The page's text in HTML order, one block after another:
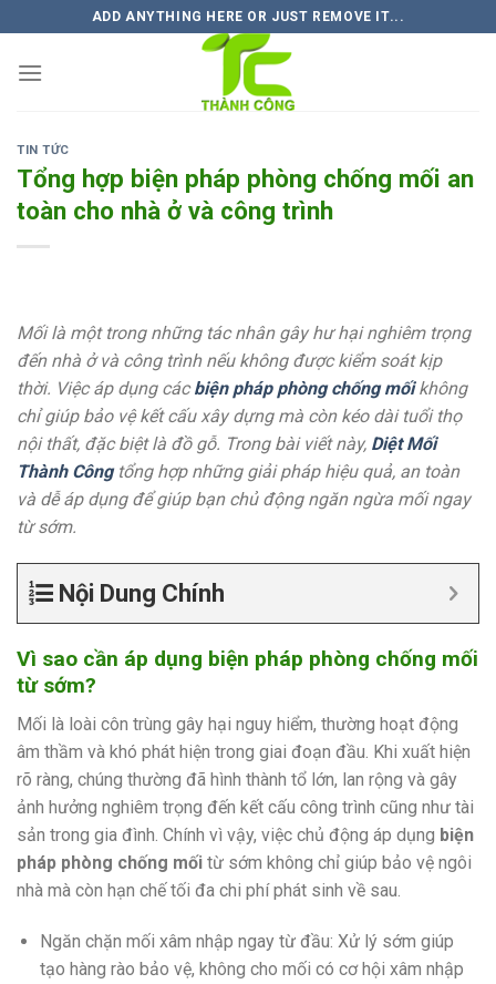
to
content
ADD ANYTHING HERE OR JUST REMOVE IT...
TIN TỨC
Tổng hợp biện pháp phòng chống mối an
toàn cho nhà ở và công trình
Mối là một trong những tác nhân gây hư hại nghiêm trọng
đến nhà ở và công trình nếu không được kiểm soát kịp
thời. Việc áp dụng cácbiện pháp phòng chống mốikhông
chỉ giúp bảo vệ kết cấu xây dựng mà còn kéo dài tuổi thọ
nội thất, đặc biệt là đồ gỗ. Trong bài viết này, Diệt Mối
Thành Côngtổng hợp những giải pháp hiệu quả, an toàn
và dễ áp dụng để giúp bạn chủ động ngăn ngừa mối ngay
từ sớm.
Nội Dung Chính
Vì sao cần áp dụng biện pháp phòng chống mối
từ sớm?
Mối là loài côn trùng gây hại nguy hiểm, thường hoạt động
âm thầm và khó phát hiện trong giai đoạn đầu. Khi xuất hiện
rõ ràng, chúng thường đã hình thành tổ lớn, lan rộng và gây
ảnh hưởng nghiêm trọng đến kết cấu công trình cũng như tài
sản trong gia đình. Chính vì vậy, việc chủ động áp dụng biện
pháp phòng chống mối từ sớm không chỉ giúp bảo vệ ngôi
nhà mà còn hạn chế tối đa chi phí phát sinh về sau.
Ngăn chặn mối xâm nhập ngay từ đầu: Xử lý sớm giúp
tạo hàng rào bảo vệ, không cho mối có cơ hội xâm nhập